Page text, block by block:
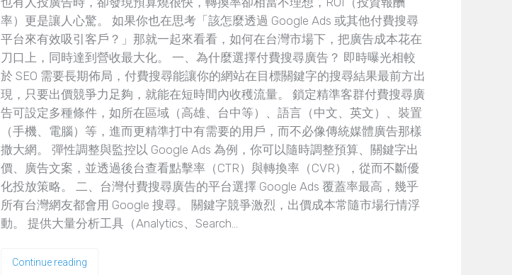
率）更是讓人心驚。 如果你也在思考「該怎麼透過 Google Ads 或其他付費搜尋
平台來有效吸引客戶？」那就一起來看看，如何在台灣市場下，把廣告成本花在
刀口上，同時達到營收最大化。 一、為什麼選擇付費搜尋廣告？ 即時曝光相較
於 SEO 需要長期佈局，付費搜尋能讓你的網站在目標關鍵字的搜尋結果最前方出
現，只要出價競爭力足夠，就能在短時間內收穫流量。 鎖定精準客群付費搜尋廣
告可設定多種條件，如所在區域（高雄、台中等）、語言（中文、英文）、裝置
（手機、電腦）等，進而更精準打中有需要的用戶，而不必像傳統媒體廣告那樣
撒大網。 彈性調整與監控以 Google Ads 為例，你可以隨時調整預算、關鍵字出
價、廣告文案，並透過後台查看點擊率（CTR）與轉換率（CVR），從而不斷優
化投放策略。 二、台灣付費搜尋廣告的平台選擇 Google Ads 覆蓋率最高，幾乎
所有台灣網友都會用 Google 搜尋。 關鍵字競爭激烈，出價成本常隨市場行情浮
動。 提供大量分析工具（Analytics、Search…
Continue reading